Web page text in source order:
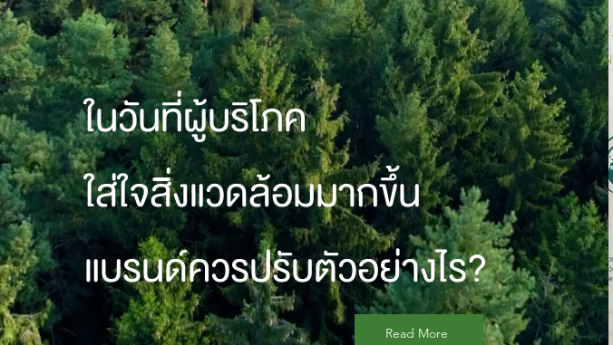
ในวันที่ผู้บริโภค
ใส่ใจสิ่งแวดล้อมมากขึ้น
แบรนด์ควรปรับตัวอย่างไร?
Read More